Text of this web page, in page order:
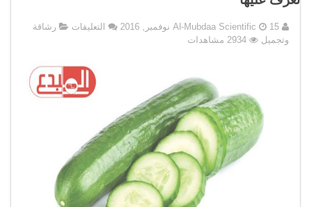
Al-Mubdaa Scientific 15 نوفمبر, 2016 التعليقات على
تساعد
على
التخلص
تعرف
عليها
مغلقة
رشاقة
وتجميل
2934 مشاهدات